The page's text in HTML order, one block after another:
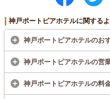
神戸ポートピアホテルに関する
神戸ポートピアホテルのお
神戸ポートピアホテルの営
神戸ポートピアホテルの料